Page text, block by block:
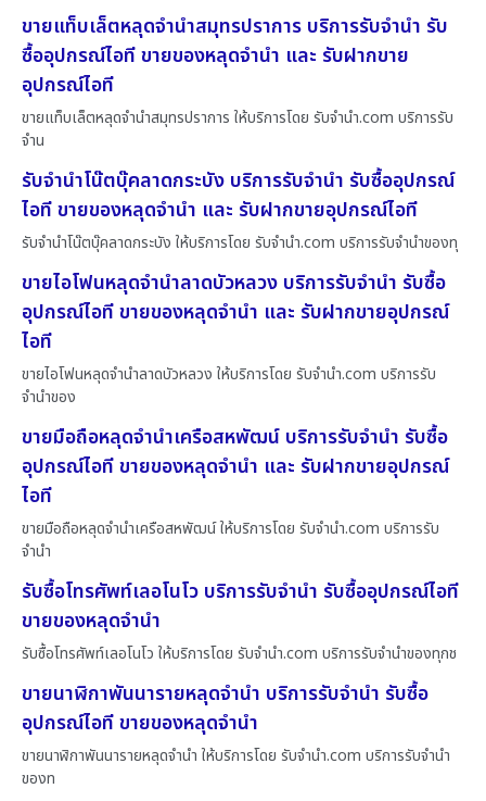
ขายแท็บเล็ตหลุดจำนำสมุทรปราการ บริการรับจำนำ รับ
ซื้ออุปกรณ์ไอที ขายของหลุดจำนำ และ รับฝากขาย
อุปกรณ์ไอที
ขายแท็บเล็ตหลุดจำนำสมุทรปราการ ให้บริการโดย รับจํานํา.com บริการรับ
จำน
รับจำนำโน๊ตบุ๊คลาดกระบัง บริการรับจำนำ รับซื้ออุปกรณ์
ไอที ขายของหลุดจำนำ และ รับฝากขายอุปกรณ์ไอที
รับจำนำโน๊ตบุ๊คลาดกระบัง ให้บริการโดย รับจํานํา.com บริการรับจำนำของทุ
ขายไอโฟนหลุดจำนำลาดบัวหลวง บริการรับจำนำ รับซื้อ
อุปกรณ์ไอที ขายของหลุดจำนำ และ รับฝากขายอุปกรณ์
ไอที
ขายไอโฟนหลุดจำนำลาดบัวหลวง ให้บริการโดย รับจํานํา.com บริการรับ
จำนำของ
ขายมือถือหลุดจำนำเครือสหพัฒน์ บริการรับจำนำ รับซื้อ
อุปกรณ์ไอที ขายของหลุดจำนำ และ รับฝากขายอุปกรณ์
ไอที
ขายมือถือหลุดจำนำเครือสหพัฒน์ ให้บริการโดย รับจํานํา.com บริการรับ
จำนำ
รับซื้อโทรศัพท์เลอโนโว บริการรับจำนำ รับซื้ออุปกรณ์ไอที
ขายของหลุดจำนำ
รับซื้อโทรศัพท์เลอโนโว ให้บริการโดย รับจํานํา.com บริการรับจำนำของทุกช
ขายนาฬิกาพันนารายหลุดจำนำ บริการรับจำนำ รับซื้อ
อุปกรณ์ไอที ขายของหลุดจำนำ
ขายนาฬิกาพันนารายหลุดจำนำ ให้บริการโดย รับจํานํา.com บริการรับจำนำ
ของท